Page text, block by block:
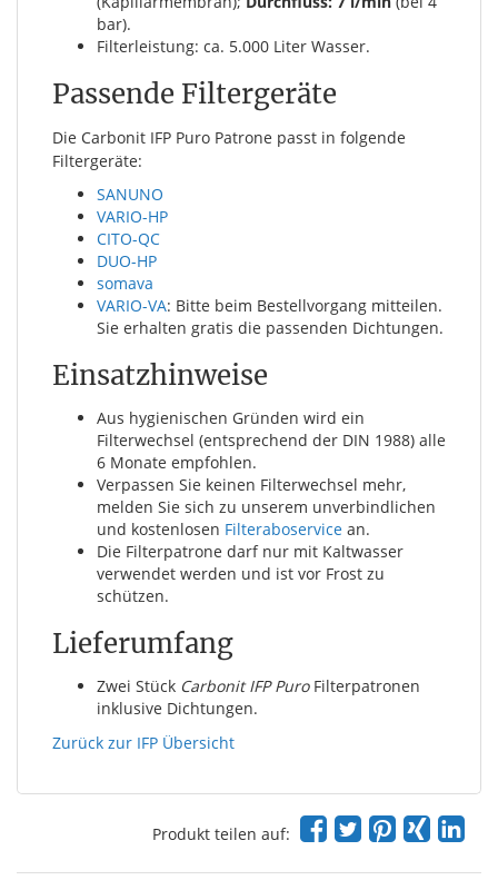
bar).
Filterleistung: ca. 5.000 Liter Wasser.
Passende Filtergeräte
Die Carbonit IFP Puro Patrone passt in folgende
Filtergeräte:
SANUNO
VARIO-HP
CITO-QC
DUO-HP
somava
VARIO-VA: Bitte beim Bestellvorgang mitteilen.
Sie erhalten gratis die passenden Dichtungen.
Einsatzhinweise
Aus hygienischen Gründen wird ein
Filterwechsel (entsprechend der DIN 1988) alle
6 Monate empfohlen.
Verpassen Sie keinen Filterwechsel mehr,
melden Sie sich zu unserem unverbindlichen
und kostenlosen Filteraboservice an.
Die Filterpatrone darf nur mit Kaltwasser
verwendet werden und ist vor Frost zu
schützen.
Lieferumfang
Zwei Stück Carbonit IFP PuroFilterpatronen
inklusive Dichtungen.
Zurück zur IFP Übersicht
Produkt teilen auf: